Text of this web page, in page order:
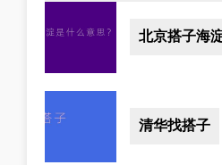
北京搭子海
清华找搭子